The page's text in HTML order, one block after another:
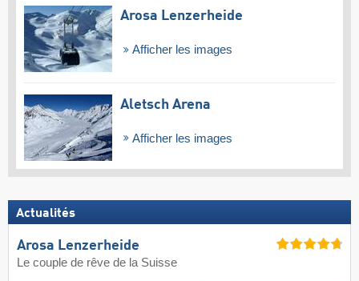
Arosa Lenzerheide
Afficher les images
Aletsch Arena
Afficher les images
Actualités
Arosa Lenzerheide
Le couple de rêve de la Suisse